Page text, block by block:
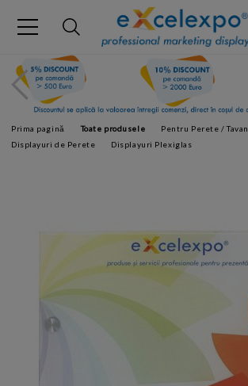
Prima pagină Toate produsele
Pentru Perete / Tavan
Displayuri de Perete
Displayuri Plexiglas